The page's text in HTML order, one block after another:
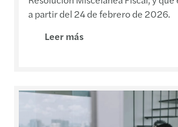
a partir del 24 de febrero de 2026.
Leer más